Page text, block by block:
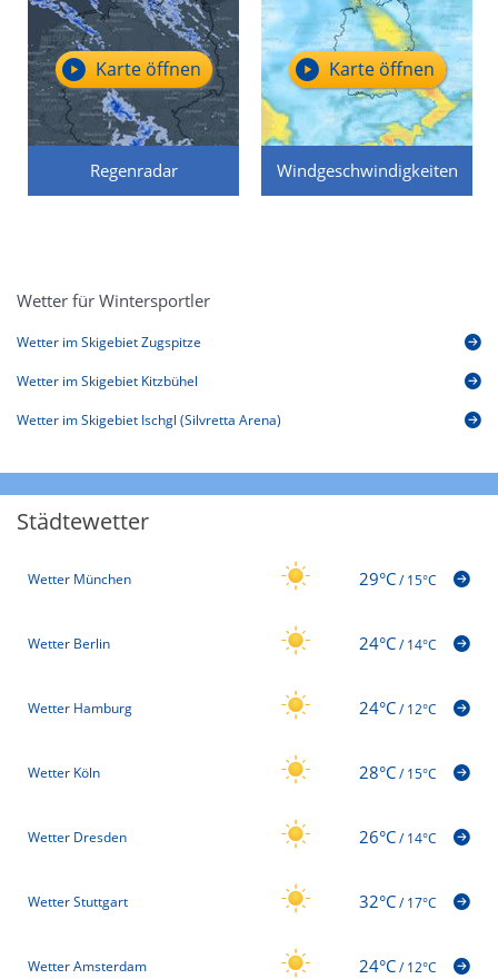
Regenradar
Karte öffnen
Windgeschwindigkeiten
Karte öffnen
Wetter für Wintersportler
Wetter im Skigebiet Zugspitze
Wetter im Skigebiet Kitzbühel
Wetter im Skigebiet Ischgl (Silvretta Arena)
Städtewetter
Wetter München 29°C/15°C
Wetter Berlin 24°C/14°C
Wetter Hamburg 24°C/12°C
Wetter Köln 28°C/15°C
Wetter Dresden 26°C/14°C
Wetter Stuttgart 32°C/17°C
Wetter Amsterdam 24°C/12°C